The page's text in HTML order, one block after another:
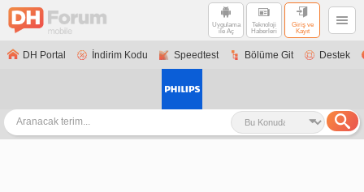
Uygulama
ile Aç
Teknoloji
Haberleri
Giriş ve
Kayıt
DH Portal İndirim Kodu Speedtest Bölüme Git Destek